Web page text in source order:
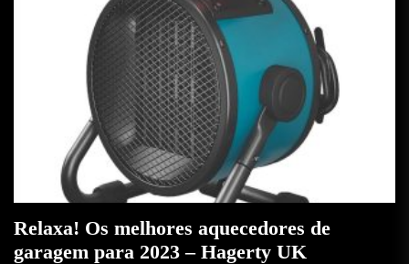
Relaxa! Os melhores aquecedores de
garagem para 2023 – Hagerty UK